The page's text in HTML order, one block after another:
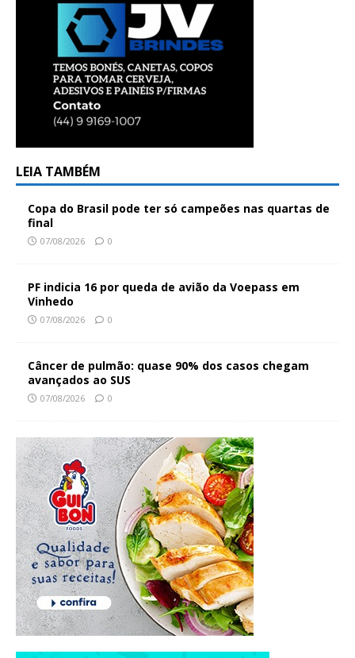
LEIA TAMBÉM
Copa do Brasil pode ter só campeões nas quartas de
final
07/08/2026 0
PF indicia 16 por queda de avião da Voepass em
Vinhedo
07/08/2026 0
Câncer de pulmão: quase 90% dos casos chegam
avançados ao SUS
07/08/2026 0